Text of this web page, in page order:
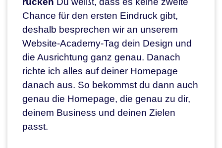
Chance für den ersten Eindruck gibt,
deshalb besprechen wir an unserem
Website-Academy-Tag dein Design und
die Ausrichtung ganz genau. Danach
richte ich alles auf deiner Homepage
danach aus. So bekommst du dann auch
genau die Homepage, die genau zu dir,
deinem Business und deinen Zielen
passt.